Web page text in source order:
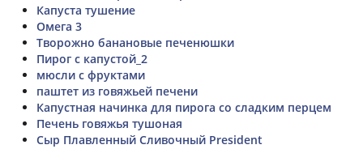
Капуста тушение
Омега 3
Творожно банановые печенюшки
Пирог с капустой_2
мюсли с фруктами
паштет из говяжьей печени
Капустная начинка для пирога со сладким перцем
Печень говяжья тушоная
Сыр Плавленный Сливочный President